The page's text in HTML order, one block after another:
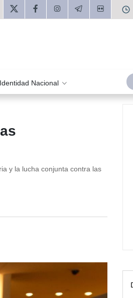
Identidad Nacional
y la lucha conjunta contra las